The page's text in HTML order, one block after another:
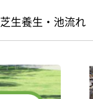
芝生養生・池流れ